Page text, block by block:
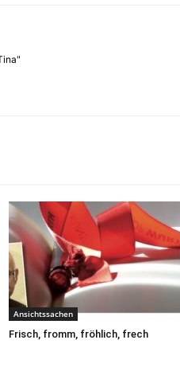
Ansichtssachen
Frisch, fromm, fröhlich, frech